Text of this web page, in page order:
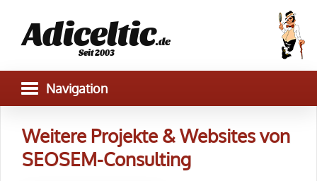
Adiceltic.de
Seit 2003
Weitere Projekte & Websites von
SEOSEM-Consulting